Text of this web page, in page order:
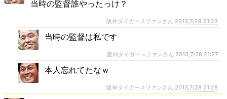
当時の監督誰やったっけ？
阪神タイガースファンさん 2013,7/28 21:23
当時の監督は私です
阪神タイガースファンさん 2013,7/28 21:27
本人忘れてたなｗ
阪神タイガースファンさん 2013,7/28 21:28